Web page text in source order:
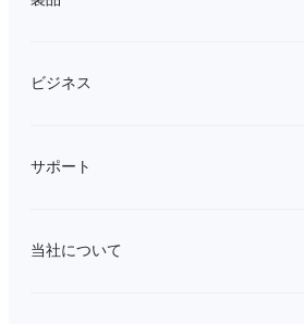
ビジネス
サポート
当社について